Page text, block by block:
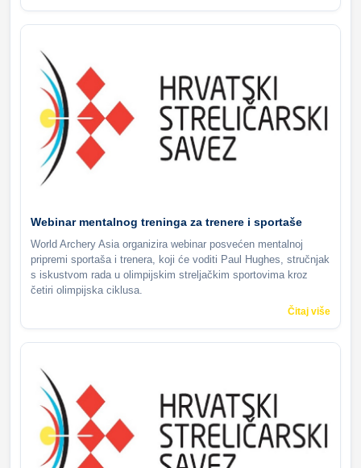
Webinar mentalnog treninga za trenere i sportaše
World Archery Asia organizira webinar posvećen mentalnoj
pripremi sportaša i trenera, koji će voditi Paul Hughes, stručnjak
s iskustvom rada u olimpijskim streljačkim sportovima kroz
četiri olimpijska ciklusa.
Čitaj više